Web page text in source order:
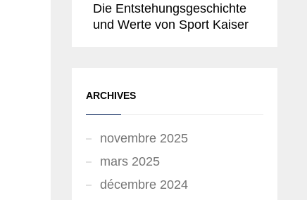
Die Entstehungsgeschichte
und Werte von Sport Kaiser
ARCHIVES
novembre 2025
mars 2025
décembre 2024